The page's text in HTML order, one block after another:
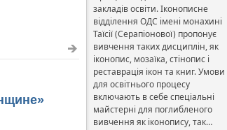
закладів освіти. Іконописне
відділення ОДС імені монахині
Таїсії (Серапіонової) пропонує
вивчення таких дисциплін, як
іконопис, мозаїка, стінопис і
реставрація ікон та книг. Умови
для освітнього процесу
включають в себе спеціальні
майстерні для поглибленого
вивчення як іконопису, так…